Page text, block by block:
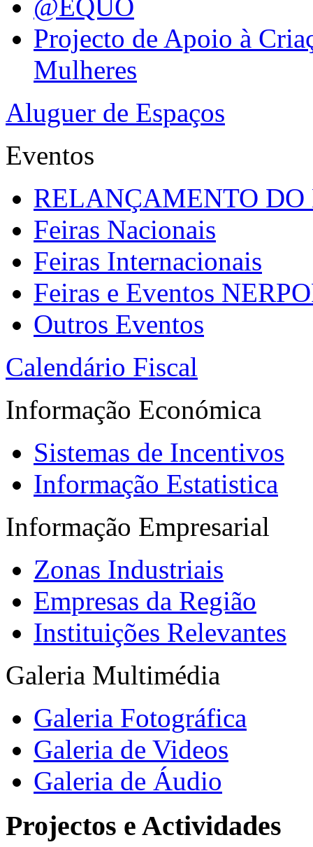
@EQUO
Projecto de Apoio à
Mulheres
Aluguer de Espaços
Eventos
RELANÇAMENTO DO
Feiras Nacionais
Feiras Internacionais
Feiras e Eventos
Outros Eventos
Calendário Fiscal
Informação Económica
Sistemas de Incentivos
Informação Estatistica
Informação Empresarial
Zonas Industriais
Empresas da Região
Instituições Relevantes
Galeria Multimédia
Galeria Fotográfica
Galeria de Videos
Galeria de Áudio
Projectos e Actividades